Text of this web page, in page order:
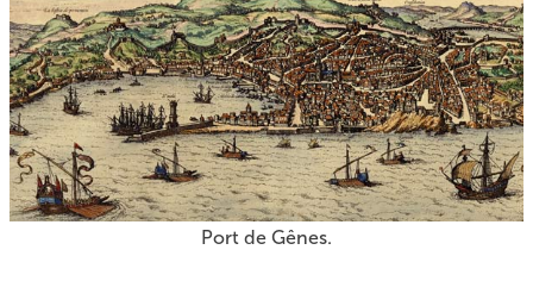
Port de Gênes.